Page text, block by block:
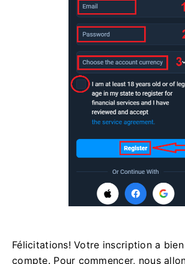
Félicitations! Votre inscription a
compte. Pour commencer, nous